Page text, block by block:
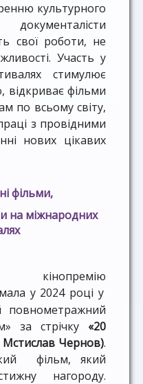
культурного
свої роботи, не
Участь у
стимулює
відкриває фільми
по всьому світу,
з провідними
нових цікавих
фільми,
на міжнародних
кінопремію
у 2024 році у
повнометражний
за стрічку «20
Мстислав Чернов).
фільм, який
нагороду.